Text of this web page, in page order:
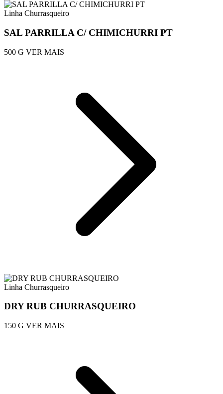
Linha Churrasqueiro
SAL PARRILLA C/ CHIMICHURRI PT
500 G VER MAIS
Linha Churrasqueiro
DRY RUB CHURRASQUEIRO
150 G VER MAIS